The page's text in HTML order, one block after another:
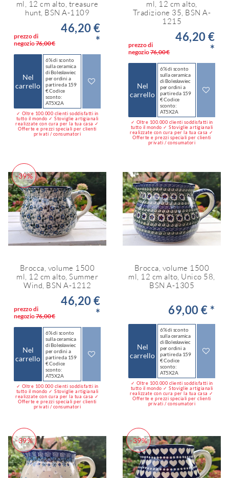
ml, 12 cm alto, treasure
hunt, BSN A-1109
prezzo di
negozio76,00 €
46,20 €
*
Nel
carrello
6% di sconto
sulla ceramica
di Bolesławiec
per ordini a
partire da 159
€ Codice
sconto:
AT5X2A
✓ Oltre 100.000 clienti soddisfatti in
tutto il mondo ✓ Stoviglie artigianali
realizzate con cura per la tua casa ✓
Offerte e prezzi speciali per clienti
privati / consumatori
ml, 12 cm alto,
Tradizione 35, BSN A-
1215
prezzo di
negozio76,00 €
46,20 €
*
Nel
carrello
6% di sconto
sulla ceramica
di Bolesławiec
per ordini a
partire da 159
€ Codice
sconto:
AT5X2A
✓ Oltre 100.000 clienti soddisfatti in
tutto il mondo ✓ Stoviglie artigianali
realizzate con cura per la tua casa ✓
Offerte e prezzi speciali per clienti
privati / consumatori
-39%
Brocca, volume 1500
ml, 12 cm alto, Summer
Wind, BSN A-1212
prezzo di
negozio76,00 €
46,20 €
*
Nel
carrello
6% di sconto
sulla ceramica
di Bolesławiec
per ordini a
partire da 159
€ Codice
sconto:
AT5X2A
✓ Oltre 100.000 clienti soddisfatti in
tutto il mondo ✓ Stoviglie artigianali
realizzate con cura per la tua casa ✓
Offerte e prezzi speciali per clienti
privati / consumatori
Brocca, volume 1500
ml, 12 cm alto, Unico 58,
BSN A-1305
69,00 € *
Nel
carrello
6% di sconto
sulla ceramica
di Bolesławiec
per ordini a
partire da 159
€ Codice
sconto:
AT5X2A
✓ Oltre 100.000 clienti soddisfatti in
tutto il mondo ✓ Stoviglie artigianali
realizzate con cura per la tua casa ✓
Offerte e prezzi speciali per clienti
privati / consumatori
-39% -39%